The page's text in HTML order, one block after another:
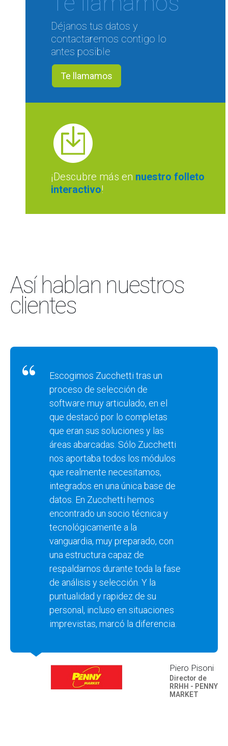
Déjanos tus datos y
contactaremos contigo lo
antes posible
Te llamamos
¡Descubre más en nuestro folleto
interactivo!
Así hablan nuestros
clientes
Escogimos Zucchetti tras un
proceso de selección de
software muy articulado, en el
que destacó por lo completas
que eran sus soluciones y las
áreas abarcadas. Sólo Zucchetti
nos aportaba todos los módulos
que realmente necesitamos,
integrados en una única base de
datos. En Zucchetti hemos
encontrado un socio técnica y
tecnológicamente a la
vanguardia, muy preparado, con
una estructura capaz de
respaldarnos durante toda la fase
de análisis y selección. Y la
puntualidad y rapidez de su
personal, incluso en situaciones
imprevistas, marcó la diferencia.
Piero Pisoni
Director de
RRHH - PENNY
MARKET